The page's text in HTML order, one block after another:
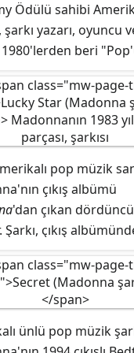
Ödülü sahibi
şarkı yazarı, oyuncu
1980'lerden beri
en önemli kültürel
biridir. Ana akım
müzikteki söz
genişleterek
elde etti ve video
MTV'de büyük
ile görünümünü
keşfetmesi ve
elinde tutmasıyla
eleştirmenleri kendisi
müzik
pop müzik
çıkış albümü
'dan çıkan dördüncü
çıkış
ABD'de Top
ünlü pop müzik